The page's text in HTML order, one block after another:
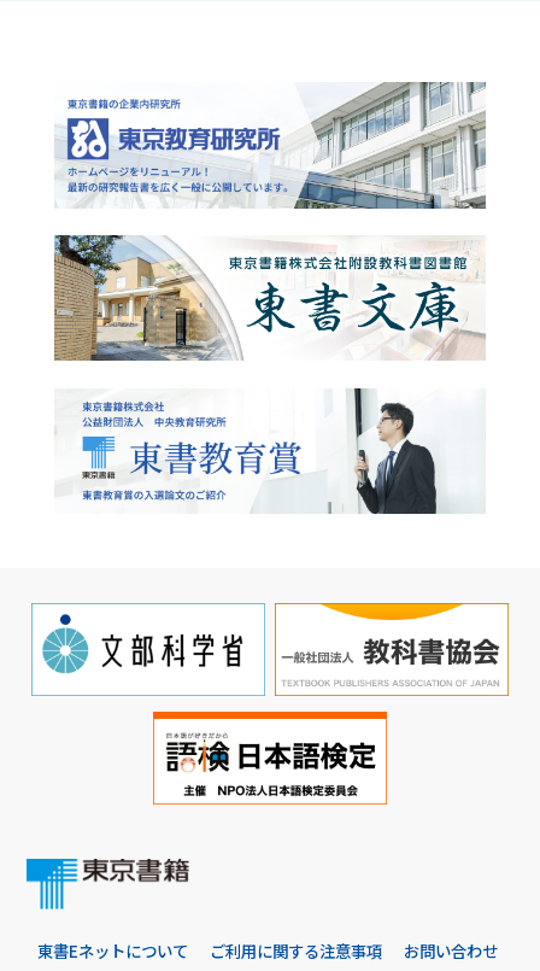
東書Eネットについて ご利用に関する注意事項
お問い合わせ